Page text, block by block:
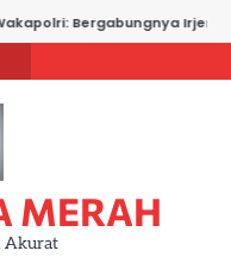
Bergabungnya Irjen Pol.
MERAH
Akurat